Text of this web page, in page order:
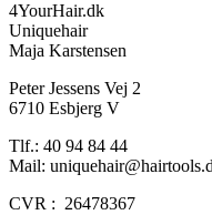
4YourHair.dk
Uniquehair
Maja Karstensen
Peter Jessens Vej 2
6710 Esbjerg V
Tlf.: 40 94 84 44
Mail:
CVR : 26478367